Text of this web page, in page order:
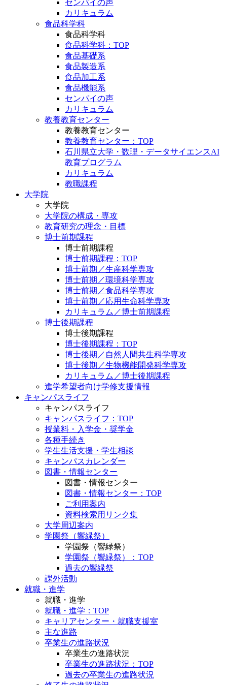
センパイの声
カリキュラム
食品科学科
食品科学科
食品科学科：TOP
食品基礎系
食品製造系
食品加工系
食品機能系
センパイの声
カリキュラム
教養教育センター
教養教育センター
教養教育センター：TOP
石川県立大学・数理・データサイエンスAI
教育プログラム
カリキュラム
教職課程
大学院
大学院
大学院の構成・専攻
教育研究の理念・目標
博士前期課程
博士前期課程
博士前期課程：TOP
博士前期／生産科学専攻
博士前期／環境科学専攻
博士前期／食品科学専攻
博士前期／応用生命科学専攻
カリキュラム／博士前期課程
博士後期課程
博士後期課程
博士後期課程：TOP
博士後期／自然人間共生科学専攻
博士後期／生物機能開発科学専攻
カリキュラム／博士後期課程
進学希望者向け学修支援情報
キャンパスライフ
キャンパスライフ
キャンパスライフ：TOP
授業料・入学金・奨学金
各種手続き
学生生活支援・学生相談
キャンパスカレンダー
図書・情報センター
図書・情報センター
図書・情報センター：TOP
ご利用案内
資料検索用リンク集
大学周辺案内
学園祭（響緑祭）
学園祭（響緑祭）
学園祭（響緑祭）：TOP
過去の響緑祭
課外活動
就職・進学
就職・進学
就職・進学：TOP
キャリアセンター・就職支援室
主な進路
卒業生の進路状況
卒業生の進路状況
卒業生の進路状況：TOP
過去の卒業生の進路状況